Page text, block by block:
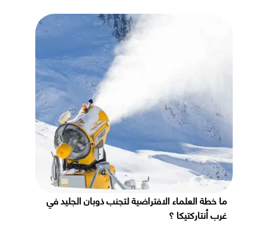
ما خطة العلماء الافتراضية لتجنب ذوبان الجليد في
غرب أنتاركتيكا ؟